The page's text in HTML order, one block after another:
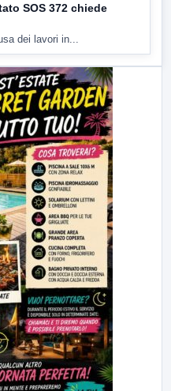
SOS 372 chiede
dei lavori in...